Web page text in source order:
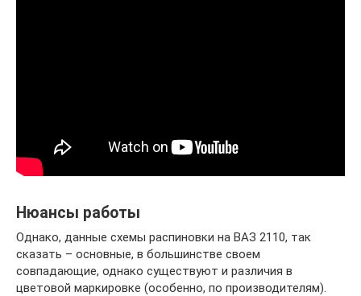
Нюансы работы
Однако, данные схемы распиновки на ВАЗ 2110, так
сказать – основные, в большинстве своем
совпадающие, однако существуют и различия в
цветовой маркировке (особенно, по производителям).